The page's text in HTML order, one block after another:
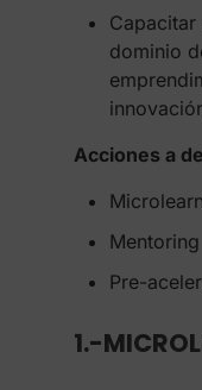
dominio
Acciones a
Mentoring
Pre-
1.-